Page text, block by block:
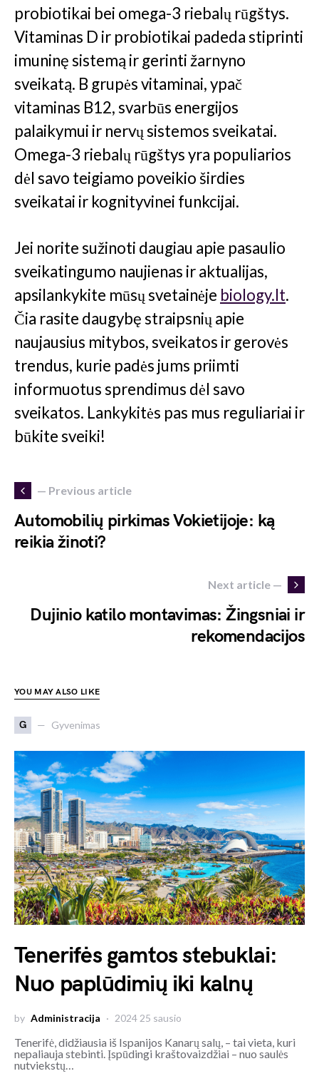
probiotikai bei omega-3 riebalų rūgštys.
Vitaminas D ir probiotikai padeda stiprinti
imuninę sistemą ir gerinti žarnyno
sveikatą. B grupės vitaminai, ypač
vitaminas B12, svarbūs energijos
palaikymui ir nervų sistemos sveikatai.
Omega-3 riebalų rūgštys yra populiarios
dėl savo teigiamo poveikio širdies
sveikatai ir kognityvinei funkcijai​.
Jei norite sužinoti daugiau apie pasaulio
sveikatingumo naujienas ir aktualijas,
apsilankykite mūsų svetainėje biology.lt.
Čia rasite daugybę straipsnių apie
naujausius mitybos, sveikatos ir gerovės
trendus, kurie padės jums priimti
informuotus sprendimus dėl savo
sveikatos. Lankykitės pas mus reguliariai ir
būkite sveiki!
— Previous article
Automobilių pirkimas Vokietijoje: ką
reikia žinoti?
Next article —
Dujinio katilo montavimas: Žingsniai ir
rekomendacijos
YOU MAY ALSO LIKE
G Gyvenimas
Tenerifės gamtos stebuklai:
Nuo paplūdimių iki kalnų
by Administracija 2024 25 sausio
Tenerifė, didžiausia iš Ispanijos Kanarų salų, – tai vieta, kuri
nepaliauja stebinti. Įspūdingi kraštovaizdžiai – nuo saulės
nutviekstų…